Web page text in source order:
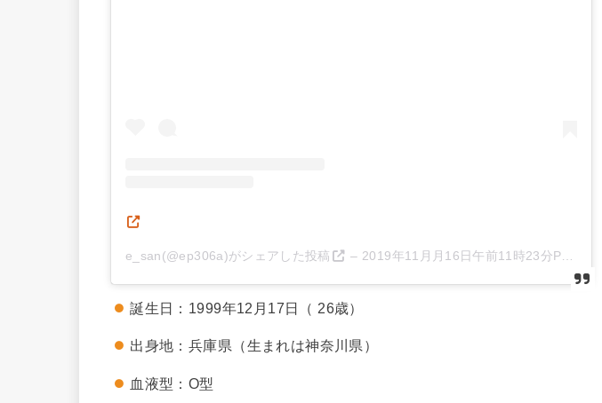
e_san(@ep306a)がシェアした投稿 – 2019年11月月16日午前11時23分PST
誕生日：1999年12月17日（ 26歳）
出身地：兵庫県（生まれは神奈川県）
血液型：O型